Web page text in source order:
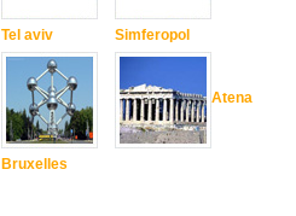
Tel aviv
Bruxelles
Simferopol
Atena